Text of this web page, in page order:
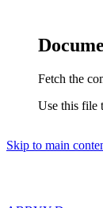
Fetch the
Use this file
Skip to main